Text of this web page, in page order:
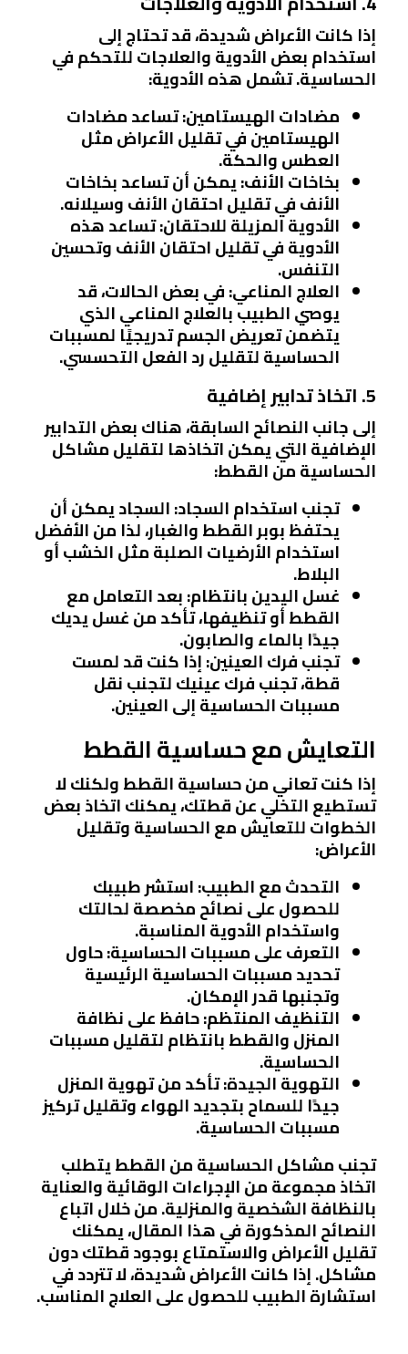
إذا كانت الأعراض شديدة، قد تحتاج إلى
استخدام بعض الأدوية والعلاجات للتحكم في
الحساسية. تشمل هذه الأدوية:
مضادات الهيستامين: تساعد مضادات
الهيستامين في تقليل الأعراض مثل
العطس والحكة.
بخاخات الأنف: يمكن أن تساعد بخاخات
الأنف في تقليل احتقان الأنف وسيلانه.
الأدوية المزيلة للاحتقان: تساعد هذه
الأدوية في تقليل احتقان الأنف وتحسين
التنفس.
العلاج المناعي: في بعض الحالات، قد
يوصي الطبيب بالعلاج المناعي الذي
يتضمن تعريض الجسم تدريجيًا لمسببات
الحساسية لتقليل رد الفعل التحسسي.
5. اتخاذ تدابير إضافية
إلى جانب النصائح السابقة، هناك بعض التدابير
الإضافية التي يمكن اتخاذها لتقليل مشاكل
الحساسية من القطط:
تجنب استخدام السجاد: السجاد يمكن أن
يحتفظ بوبر القطط والغبار، لذا من الأفضل
استخدام الأرضيات الصلبة مثل الخشب أو
البلاط.
غسل اليدين بانتظام: بعد التعامل مع
القطط أو تنظيفها، تأكد من غسل يديك
جيدًا بالماء والصابون.
تجنب فرك العينين: إذا كنت قد لمست
قطة، تجنب فرك عينيك لتجنب نقل
مسببات الحساسية إلى العينين.
التعايش مع حساسية القطط
إذا كنت تعاني من حساسية القطط ولكنك لا
تستطيع التخلي عن قطتك، يمكنك اتخاذ بعض
الخطوات للتعايش مع الحساسية وتقليل
الأعراض:
التحدث مع الطبيب: استشر طبيبك
للحصول على نصائح مخصصة لحالتك
واستخدام الأدوية المناسبة.
التعرف على مسببات الحساسية: حاول
تحديد مسببات الحساسية الرئيسية
وتجنبها قدر الإمكان.
التنظيف المنتظم: حافظ على نظافة
المنزل والقطط بانتظام لتقليل مسببات
الحساسية.
التهوية الجيدة: تأكد من تهوية المنزل
جيدًا للسماح بتجديد الهواء وتقليل تركيز
مسببات الحساسية.
تجنب مشاكل الحساسية من القطط يتطلب
اتخاذ مجموعة من الإجراءات الوقائية والعناية
بالنظافة الشخصية والمنزلية. من خلال اتباع
النصائح المذكورة في هذا المقال، يمكنك
تقليل الأعراض والاستمتاع بوجود قطتك دون
مشاكل. إذا كانت الأعراض شديدة، لا تتردد في
استشارة الطبيب للحصول على العلاج المناسب.